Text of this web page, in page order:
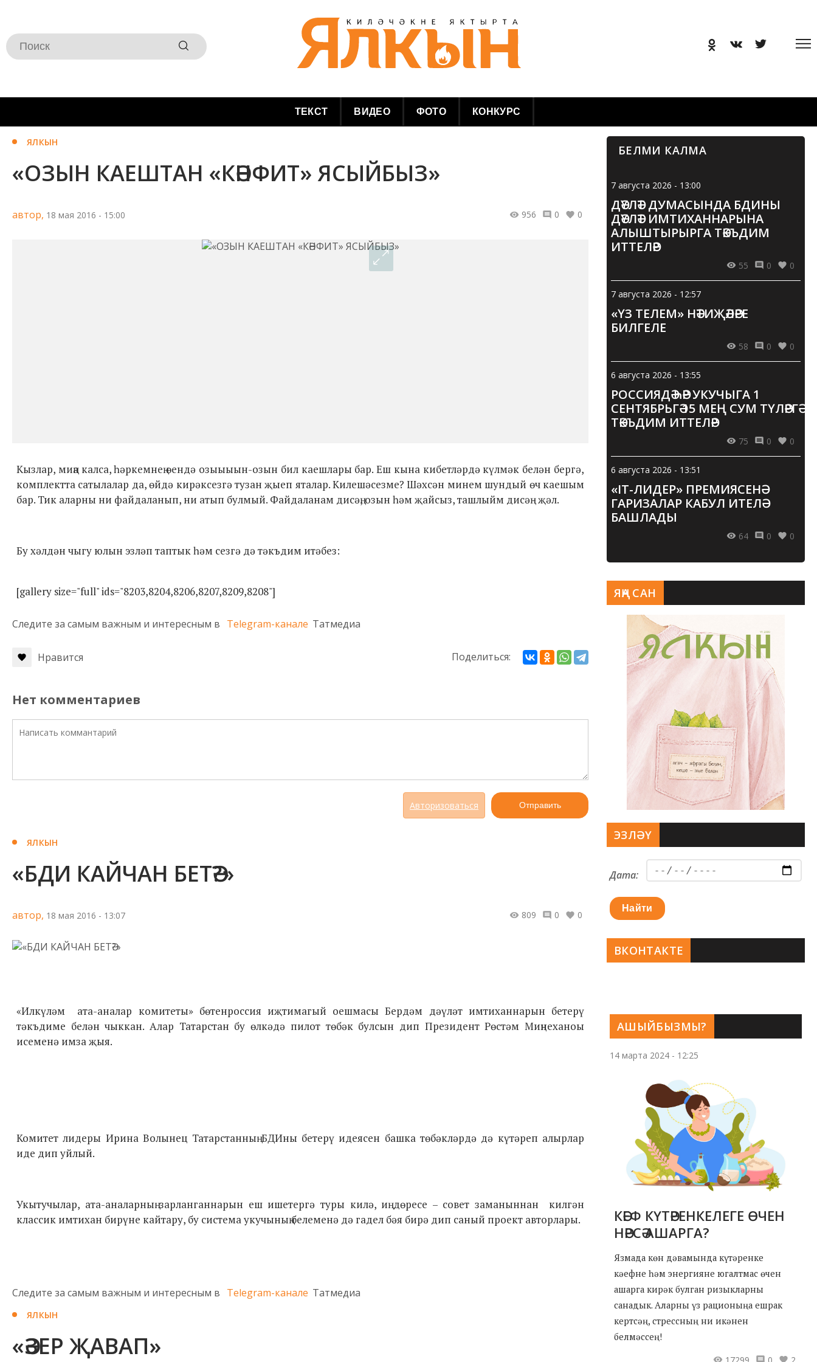
ТЕКСТ ВИДЕО ФОТО КОНКУРС
ЯЛКЫН
«ОЗЫН КАЕШТАН «КӘНФИТ» ЯСЫЙБЫЗ»
автор, 18 мая 2016 - 15:00 956 0 0
Кызлар, миңа калса, һәркемнең өендә озыыыын-озын бил каешлары бар. Еш кына кибетләрдә күлмәк белән бергә,
комплектта сатылалар да, өйдә кирәксезгә тузан җыеп яталар. Килешәсезме? Шәхсән минем шундый өч каешым
бар. Тик аларны ни файдаланып, ни атып булмый. Файдаланам дисәң, озын һәм җайсыз, ташлыйм дисәң - җәл.
Бу хәлдән чыгу юлын эзләп таптык һәм сезгә дә тәкъдим итәбез:
[gallery size="full" ids="8203,8204,8206,8207,8209,8208"]
Следите за самым важным и интересным в Telegram-канале Татмедиа
Нравится Поделиться:
Нет комментариев
Авторизоваться Отправить
ЯЛКЫН
«БДИ КАЙЧАН БЕТӘ?»
автор, 18 мая 2016 - 13:07 809 0 0
«Илкүләм ата-аналар комитеты» бөтенроссия иҗтимагый оешмасы Бердәм дәүләт имтиханнарын бетерү
тәкъдиме белән чыккан. Алар Татарстан бу өлкәдә пилот төбәк булсын дип Президент Рөстәм Миңнеханоы
исеменә имза җыя.
Комитет лидеры Ирина Волынец Татарстанның БДИны бетерү идеясен башка төбәкләрдә дә күтәреп алырлар
иде дип уйлый.
Укытучылар, ата-аналарның зарланганнарын еш ишетергә туры килә, иң дөресе – совет заманыннан килгән
классик имтихан бирүне кайтару, бу система укучының белеменә дә гадел бәя бирә дип саный проект авторлары.
Следите за самым важным и интересным в Telegram-канале Татмедиа
ЯЛКЫН
«ӘЗЕР ҖАВАП»
БЕЛМИ КАЛМА
7 августа 2026 - 13:00
ДӘҮЛӘТ ДУМАСЫНДА БДИНЫ
ДӘҮЛӘТ ИМТИХАННАРЫНА
АЛЫШТЫРЫРГА ТӘКЪДИМ
ИТТЕЛӘР
55 0 0
7 августа 2026 - 12:57
«ҮЗ ТЕЛЕМ» НӘТИҖӘЛӘРЕ
БИЛГЕЛЕ
58 0 0
6 августа 2026 - 13:55
РОССИЯДӘ ҺӘР УКУЧЫГА 1
СЕНТЯБРЬГӘ 15 МЕҢ СУМ ТҮЛӘРГӘ
ТӘКЪДИМ ИТТЕЛӘР
75 0 0
6 августа 2026 - 13:51
«IT-ЛИДЕР» ПРЕМИЯСЕНӘ
ГАРИЗАЛАР КАБУЛ ИТЕЛӘ
БАШЛАДЫ
64 0 0
АШЫЙБЫЗМЫ?
14 марта 2024 - 12:25
КӘЕФ КҮТӘРЕНКЕЛЕГЕ ӨЧЕН
НӘРСӘ АШАРГА?
Язмада көн дәвамында күтәренке
кәефне һәм энергияне югалтмас өчен
ашарга кирәк булган ризыкларны
санадык. Аларны үз рационыңа ешрак
кертсәң, стрессның ни икәнен
белмәссең!
17299
0 2
ЯҢА САН
ЭЗЛӘҮ
Дата:
Найти
ВКОНТАКТЕ